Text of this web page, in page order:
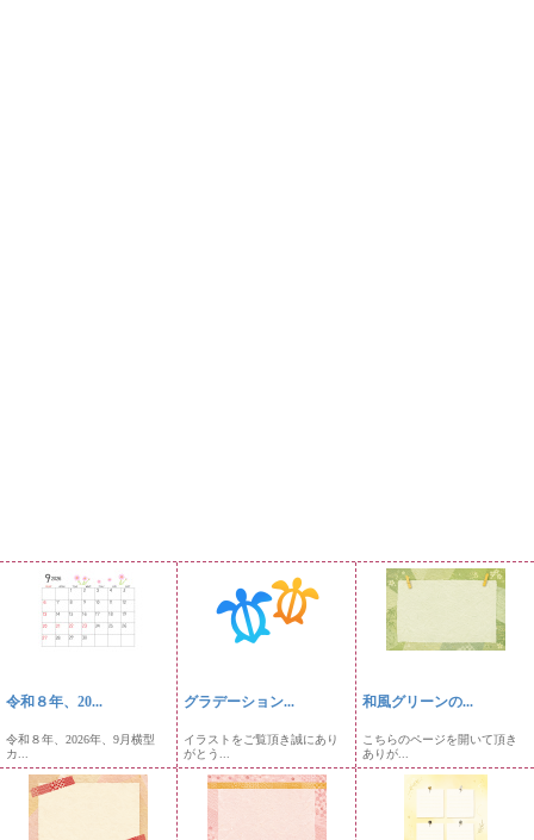
令和８年、20...
令和８年、2026年、9月横型
カ...
グラデーション...
イラストをご覧頂き誠にあり
がとう...
和風グリーンの...
こちらのページを開いて頂き
ありが...